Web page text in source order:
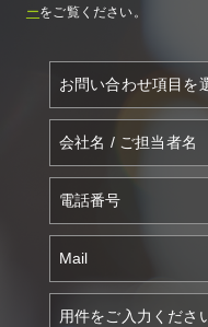
ーをご覧ください。